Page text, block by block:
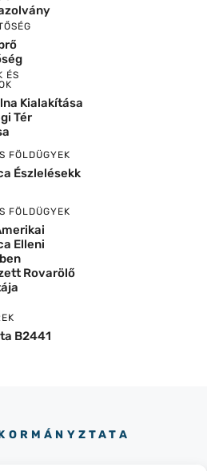
ÉS
Kialakítása
Tér
FÖLDÜGYEK
Észlelésekk
FÖLDÜGYEK
Elleni
Rovarölő
B2441